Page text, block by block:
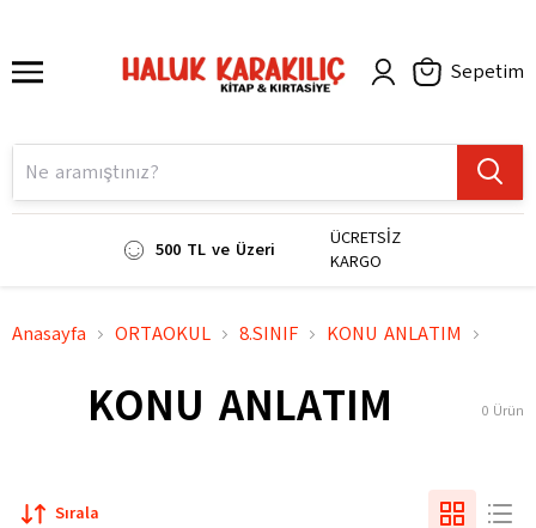
Sepetim
500 TL ve Üzeri
ÜCRETSİZ
KARGO
Anasayfa ORTAOKUL 8.SINIF KONU ANLATIM
KONU ANLATIM 0 Ürün
Sırala